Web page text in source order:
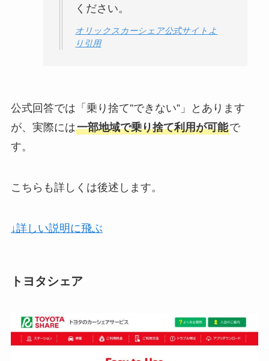
ください。
オリックスカーシェア公式サイトよ
り引用
公式回答では「乗り捨て”できない”」とあります
が、実際には一部地域で乗り捨て利用が可能で
す。
こちらも詳しくは後述します。
↓詳しい説明に飛ぶ
トヨタシェア